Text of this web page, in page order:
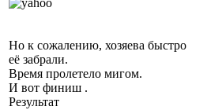
Но к сожалению, хозяева быстро
её забрали.
Время пролетело мигом.
И вот финиш .
Результат